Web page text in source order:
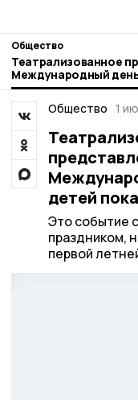
Общество
Театрализованное
Международный
показали в
Общество 1
детей
Это событие
праздником,
первой